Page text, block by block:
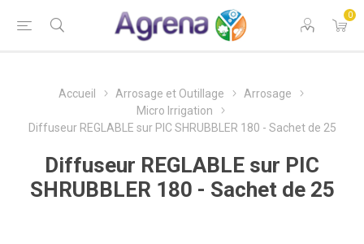
0
Accueil Arrosage et Outillage
Arrosage
Micro Irrigation
Diffuseur REGLABLE sur PIC SHRUBBLER 180 - Sachet de 25
Diffuseur REGLABLE sur PIC
SHRUBBLER 180 - Sachet de 25